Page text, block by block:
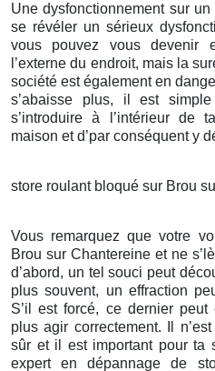
Une dysfonctionnement sur
se révéler un sérieux
vous pouvez vous devenir
l’externe du endroit, mais la
société est également en
s’abaisse plus, il est
s’introduire à l’intérieur de
maison et d’par conséquent y
store roulant bloqué sur Brou
Vous remarquez que votre
Brou sur Chantereine et ne
d’abord, un tel souci peut
plus souvent, un effraction
S’il est forcé, ce dernier
plus agir correctement. Il
sûr et il est important pour ta
expert en dépannage de